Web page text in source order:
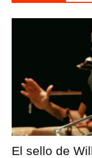
El sello de